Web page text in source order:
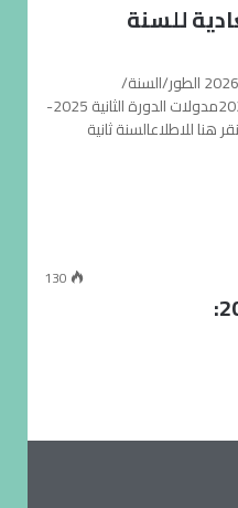
للسنة
المداولات النهائية للسنة الدراسية 2025-2026 الطور/السنة/
التخصصمدولات الدورة العادية 2025-2026مدولات الدورة الثانية 2025-
هنا للاطلاعالسنة ثانية
130